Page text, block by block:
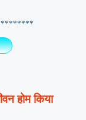
होम किया